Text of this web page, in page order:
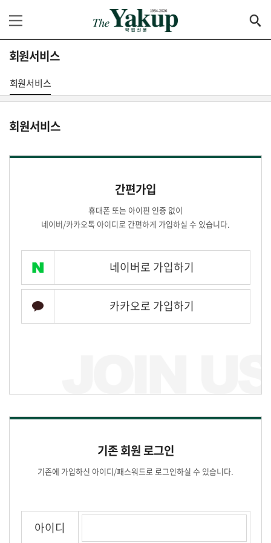
회원서비스
회원서비스
회원서비스
간편가입
휴대폰 또는 아이핀 인증 없이
네이버/카카오톡 아이디로 간편하게 가입하실 수 있습니다.
네이버로 가입하기
카카오로 가입하기
기존 회원 로그인
기존에 가입하신 아이디/패스워드로 로그인하실 수 있습니다.
아이디